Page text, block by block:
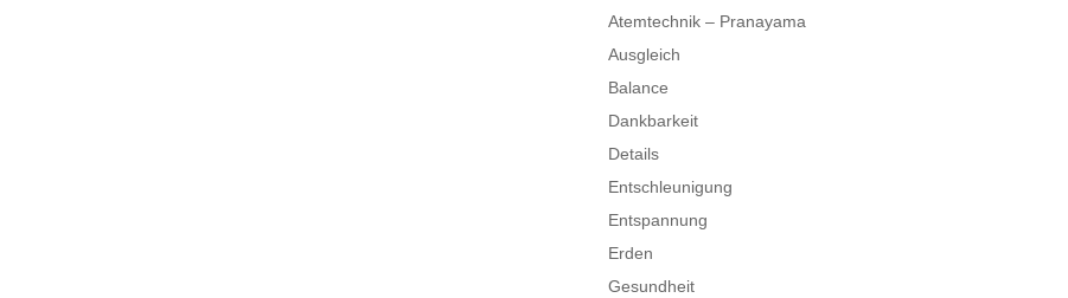
Atemtechnik – Pranayama
Ausgleich
Balance
Dankbarkeit
Details
Entschleunigung
Entspannung
Erden
Gesundheit